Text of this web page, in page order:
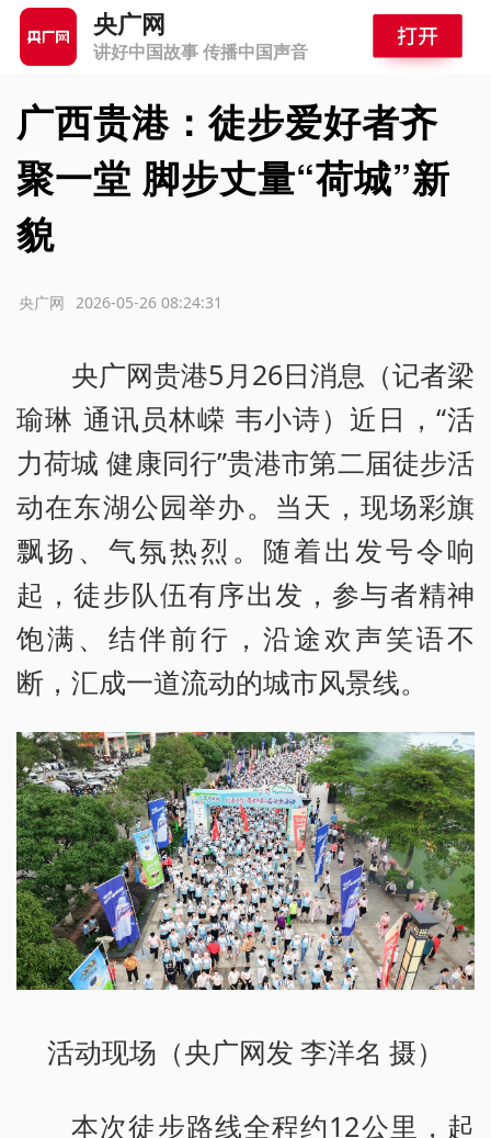
央广网
讲好中国故事 传播中国声音
广西贵港：徒步爱好者齐
聚一堂 脚步丈量“荷城”新
貌
2026-05-26 08:24:31
央广网
央广网贵港5月26日消息（记者梁
瑜琳 通讯员林嵘 韦小诗）近日，“活
力荷城 健康同行”贵港市第二届徒步活
动在东湖公园举办。当天，现场彩旗
飘扬、气氛热烈。随着出发号令响
起，徒步队伍有序出发，参与者精神
饱满、结伴前行，沿途欢声笑语不
断，汇成一道流动的城市风景线。
活动现场（央广网发 李洋名 摄）
本次徒步路线全程约12公里，起